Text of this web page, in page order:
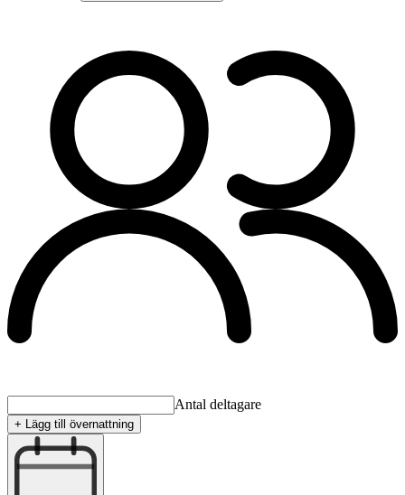
Antal deltagare
+ Lägg till övernattning